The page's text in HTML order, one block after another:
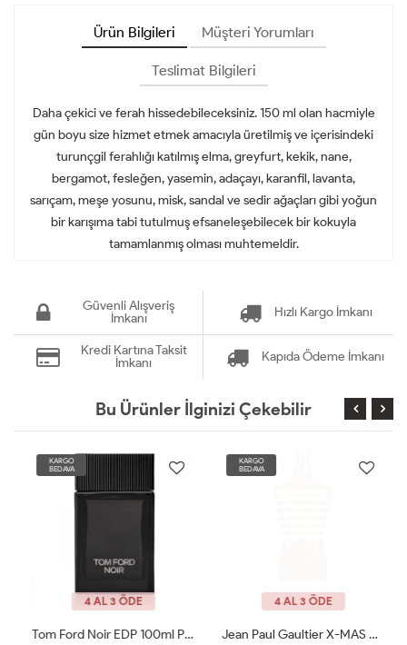
Ürün Bilgileri Müşteri Yorumları
Teslimat Bilgileri
Daha çekici ve ferah hissedebileceksiniz. 150 ml olan hacmiyle
gün boyu size hizmet etmek amacıyla üretilmiş ve içerisindeki
turunçgil ferahlığı katılmış elma, greyfurt, kekik, nane,
bergamot, fesleğen, yasemin, adaçayı, karanfil, lavanta,
sarıçam, meşe yosunu, misk, sandal ve sedir ağaçları gibi yoğun
bir karışıma tabi tutulmuş efsaneleşebilecek bir kokuyla
tamamlanmış olması muhtemeldir.
Güvenli Alışveriş
İmkanı
Hızlı Kargo İmkanı
Kredi Kartına Taksit
İmkanı
Kapıda Ödeme İmkanı
Bu Ürünler İlginizi Çekebilir
KARGO
BEDAVA
4 AL 3 ÖDE
Tom Ford Noir EDP 100ml Parfüm Man Tester
KARGO
BEDAVA
4 AL 3 ÖDE
Jean Paul Gaultier X-MAS Edition 125 Ml Parfüm Man Tester